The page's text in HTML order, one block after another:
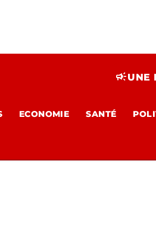
campaignUNE
ECONOMIE SANTÉ